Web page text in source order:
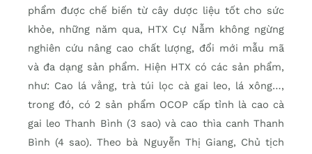
phẩm được chế biến từ cây dược liệu tốt cho sức
khỏe, những năm qua, HTX Cự Nẫm không ngừng
nghiên cứu nâng cao chất lượng, đổi mới mẫu mã
và đa dạng sản phẩm. Hiện HTX có các sản phẩm,
như: Cao lá vằng, trà túi lọc cà gai leo, lá xông…,
trong đó, có 2 sản phẩm OCOP cấp tỉnh là cao cà
gai leo Thanh Bình (3 sao) và cao thìa canh Thanh
Bình (4 sao). Theo bà Nguyễn Thị Giang, Chủ tịch